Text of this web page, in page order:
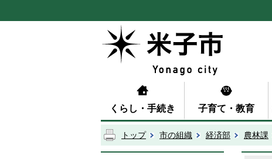
くらし・手続き 子育て・教育
トップ 市の組織 経済部 農林課